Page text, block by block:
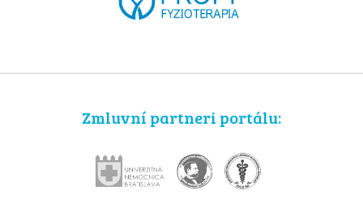
Zmluvní partneri portálu: